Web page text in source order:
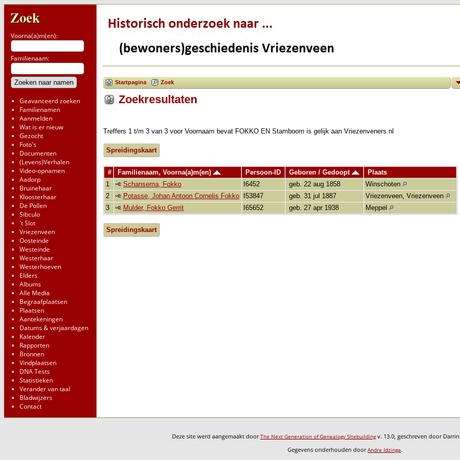
Zoek
Voorna(a)m(en):
Familienaam:
Geavanceerd zoeken
Familienamen
Aanmelden
Wat is er nieuw
Gezocht
Foto's
Documenten
(Levens)Verhalen
Video-opnamen
Aadorp
Bruinehaar
Kloosterhaar
De Pollen
Sibculo
't Slot
Vriezenveen
Oosteinde
Westeinde
Westerhaar
Westerhoeven
Elders
Albums
Alle Media
Begraafplaatsen
Plaatsen
Aantekeningen
Datums & verjaardagen
Kalender
Rapporten
Bronnen
Vindplaatsen
DNA Tests
Statistieken
Verander van taal
Bladwijzers
Contact
Startpagina Zoek
Zoekresultaten
Treffers 1 t/m 3 van 3 voor Voornaam bevat FOKKO EN Stamboom is gelijk aan Vriezenveners.nl
Spreidingskaart
# Familienaam, Voorna(a)m(en) Persoon-ID Geboren / Gedoopt
Plaats
1
Schansema, Fokko I6452 geb. 22 aug 1858
Winschoten
2
Potasse, Johan Antoon Cornelis Fokko I53847 geb. 31 jul 1887
Vriezenveen, Vriezenveen
3
Mulder, Fokko Gerrit I65652 geb. 27 apr 1938 Meppel
Spreidingskaart
Deze site werd aangemaakt doorThe Next Generation of Genealogy Sitebuildingv. 13.0, geschreven door
Gegevens onderhouden doorAndre Idzinga.